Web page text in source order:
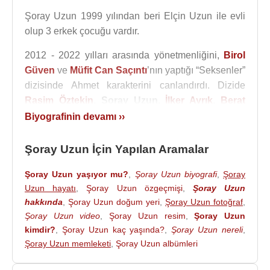
Şoray Uzun 1999 yılından beri Elçin Uzun ile evli
olup 3 erkek çocuğu vardır.
2012 - 2022 yılları arasında yönetmenliğini,
Birol
Güven ve Müfit Can Saçıntı’nın yaptığı “Seksenler”
dizisinde Ahmet karakterini canlandırdı. Dizide
Rasim Öztekin
Şoray Uzun İlker Ayrık
Berat
Yenilmez,Begüm Öner
Tolga,Vural Çelik,Ceyhun Fersoy,Necmi Yapıcı
2013 yılında TRT1'de yayınlanan "Cevap Soruda"
isimli yarışma programını sundu. Ayrıca kendisi
Ersen ve Dadaşların 1988'de çıkardığı albümde yer
alan Bekle Sevgilim Yaz Gelir şarkısına çekilen
klipte oynamıştır.
Biyografinin devamı ››
Şoray Uzun İçin Yapılan Aramalar
Şoray Uzun yaşıyor mu? Şoray Uzun biyografi,Şoray
Uzun hayatı ,Şoray Uzun özgeçmişi, Şoray Uzun
hakkında
Şoray Uzun doğum yeri Şoray Uzun fotoğraf
Şoray Uzun video ,Şoray Uzun resim ,Şoray Uzun
kimdir?
Şoray Uzun kaç yaşında? ,Şoray Uzun nereli,
Şoray Uzun memleketi Şoray Uzun albümleri